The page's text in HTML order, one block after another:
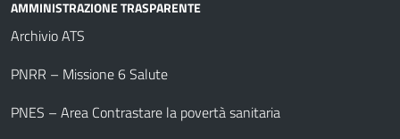
AMMINISTRAZIONE TRASPARENTE
Archivio ATS
PNRR – Missione 6 Salute
PNES – Area Contrastare la povertà sanitaria